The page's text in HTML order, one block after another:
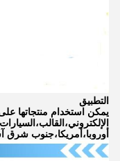
التطبيق
أوروبا،أمريكا،جنوب شرق